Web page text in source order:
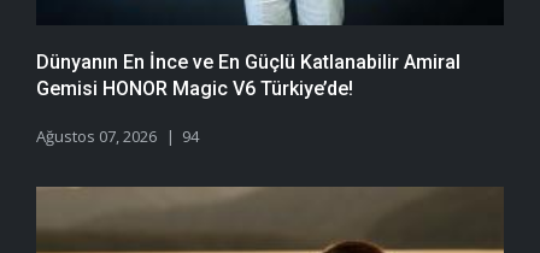
Dünyanın En İnce ve En Güçlü Katlanabilir Amiral
Gemisi HONOR Magic V6 Türkiye’de!
Ağustos 07, 2026 94